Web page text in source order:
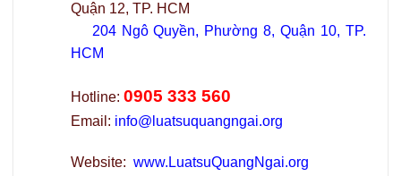
Quận 12, TP. HCM
204 Ngô Quyền, Phường 8, Quận 10, TP.
HCM
Hotline: 0905 333 560
Email: info@luatsuquangngai.org
Website: www.LuatsuQuangNgai.org